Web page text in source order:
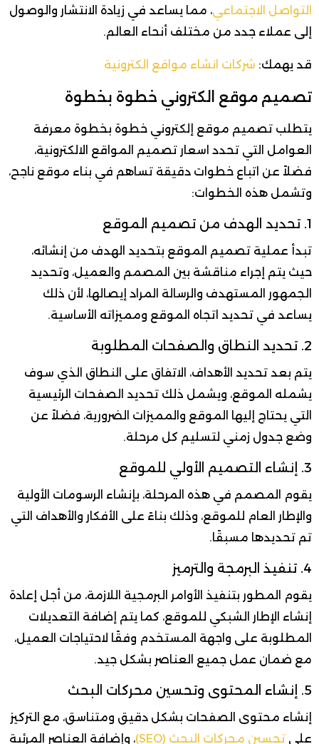
التواصل الاجتماعي، مما يساعد في زيادة الانتشار والوصول
إلى عملاء جدد من مختلف أنحاء العالم.
قد يهمك: شركات انشاء مواقع الكترونية
تصميم موقع الكتروني خطوة بخطوة
يتطلب تصميم موقع إلكتروني خطوة بخطوة معرفة
العوامل التي تحدد اسعار تصميم المواقع الالكترونية،
فضلاً عن اتباع خطوات دقيقة تساهم في بناء موقع ناجح،
وتشمل هذه الخطوات:
1. تحديد الهدف من تصميم الموقع
تبدأ عملية تصميم الموقع بتحديد الهدف من إنشائه،
حيث يتم إجراء مناقشة بين المصمم والعميل، وتحديد
الجمهور المستهدف والرسالة المراد إيصالها، لأن ذلك
يساعد في تحديد اتجاه الموقع ومميزاته الأساسية.
2. تحديد النطاق والصفحات المطلوبة
يتم بعد تحديد الأهداف، الاتفاق على النطاق الذي سوف
يشمله الموقع، ويشمل ذلك تحديد الصفحات الرئيسية
التي يحتاج إليها الموقع والمميزات الضرورية، فضلاً عن
وضع جدول زمني لتسليم كل مرحلة.
3. إنشاء التصميم الأولي للموقع
يقوم المصمم في هذه المرحلة، بإنشاء الرسومات الأولية
والإطار العام للموقع، وذلك بناءً على الأفكار والأهداف التي
تم تحديدها مسبقًا.
4. تنفيذ البرمجة والترميز
يقوم المطور بتنفيذ الأوامر البرمجية اللازمة، من أجل إعادة
إنشاء الإطار الشبكي للموقع، كما يتم إضافة التعديلات
المطلوبة على واجهة المستخدم وفقًا لاحتياجات العميل،
مع ضمان عمل جميع العناصر بشكل جيد.
5. إنشاء المحتوى وتحسين محركات البحث
إنشاء محتوى الصفحات بشكل دقيق ومتناسق، مع التركيز
على تحسين محركات البحث (SEO) ، وإضافة العناصر المرئية